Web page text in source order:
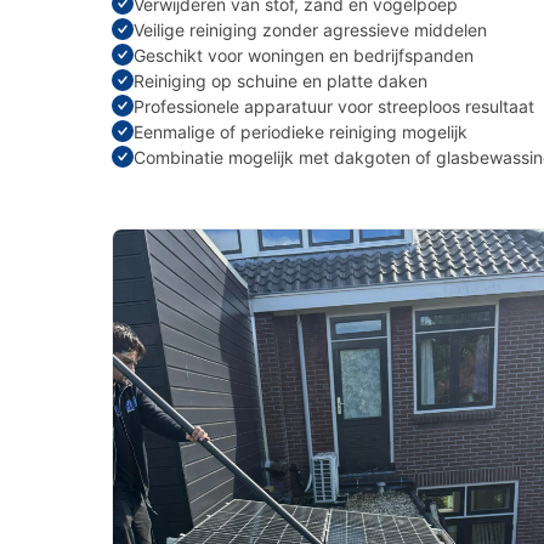
Veilige reiniging zonder agressieve middelen
Geschikt voor woningen en bedrijfspanden
Reiniging op schuine en platte daken
Professionele apparatuur voor streeploos resultaat
Eenmalige of periodieke reiniging mogelijk
Combinatie mogelijk met dakgoten of